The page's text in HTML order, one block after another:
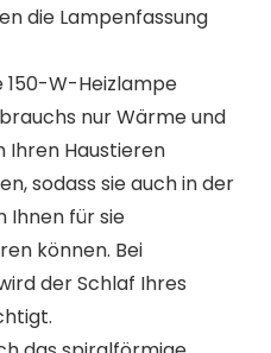
die Lampenfassung
150-W-Heizlampe
nur Wärme und
Ihren Haustieren
sodass sie auch in der
Ihnen für sie
können. Bei
der Schlaf Ihres